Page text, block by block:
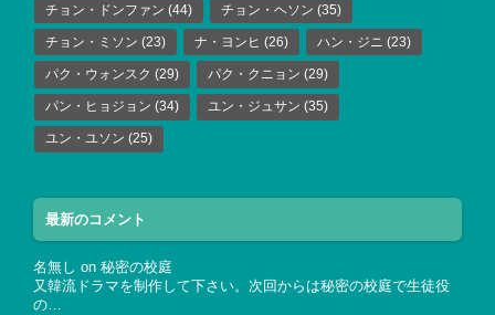
チョン・ドンファン (44) チョン・ヘソン (35)
チョン・ミソン (23) ナ・ヨンヒ (26) ハン・ジニ (23)
パク・ウォンスク (29) パク・クニョン (29)
パン・ヒョジョン (34) ユン・ジュサン (35)
ユン・ユソン (25)
最新のコメント
名無し on 秘密の校庭
又韓流ドラマを制作して下さい。次回からは秘密の校庭で生徒役
の…